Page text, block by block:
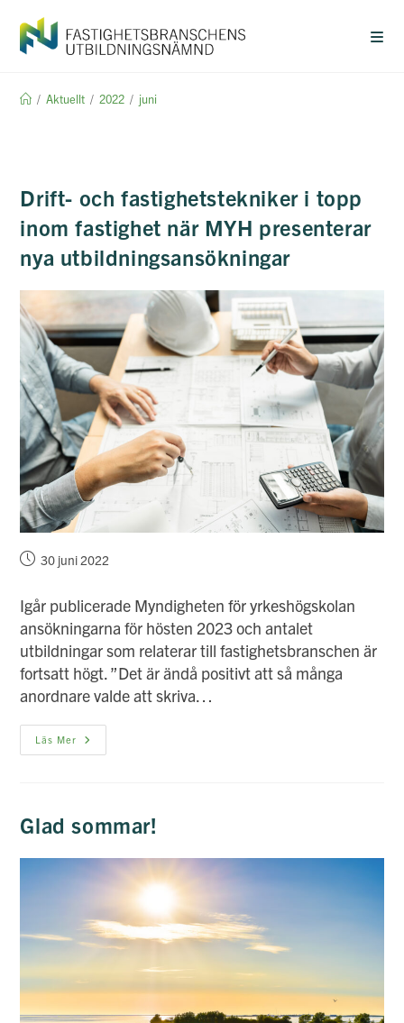
innehållet
/ Aktuellt / 2022 / juni
Drift- och fastighetstekniker i topp
inom fastighet när MYH presenterar
nya utbildningsansökningar
Inlägget30 juni 2022
Igår publicerade Myndigheten för yrkeshögskolan
ansökningarna för hösten 2023 och antalet
utbildningar som relaterar till fastighetsbranschen är
fortsatt högt. ”Det är ändå positivt att så många
anordnare valde att skriva…
Läs Mer Drift-
Och
När
Nya
Utbildningsansökningar
Glad sommar!